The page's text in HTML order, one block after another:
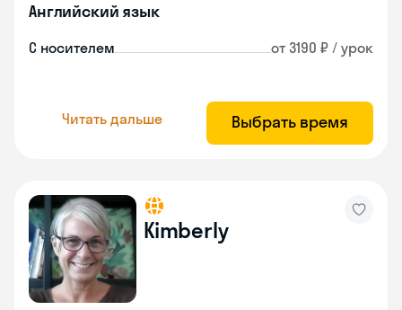
Английский язык
С носителем от 3190 ₽ / урок
Читать дальше Выбрать время
Kimberly